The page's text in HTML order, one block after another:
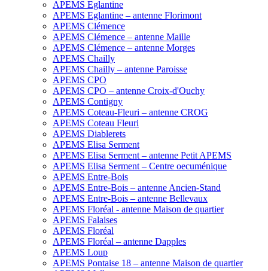
APEMS Eglantine
APEMS Eglantine – antenne Florimont
APEMS Clémence
APEMS Clémence – antenne Maille
APEMS Clémence – antenne Morges
APEMS Chailly
APEMS Chailly – antenne Paroisse
APEMS CPO
APEMS CPO – antenne Croix-d'Ouchy
APEMS Contigny
APEMS Coteau-Fleuri – antenne CROG
APEMS Coteau Fleuri
APEMS Diablerets
APEMS Elisa Serment
APEMS Elisa Serment – antenne Petit APEMS
APEMS Elisa Serment – Centre oecuménique
APEMS Entre-Bois
APEMS Entre-Bois – antenne Ancien-Stand
APEMS Entre-Bois – antenne Bellevaux
APEMS Floréal - antenne Maison de quartier
APEMS Falaises
APEMS Floréal
APEMS Floréal – antenne Dapples
APEMS Loup
APEMS Pontaise 18 – antenne Maison de quartier